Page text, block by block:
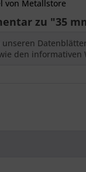
von Metallstore
zu "35
unseren
den informativen